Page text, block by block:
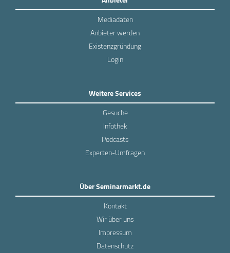
Mediadaten
Anbieter werden
Existenzgründung
Login
Weitere Services
Gesuche
Infothek
Podcasts
Experten-Umfragen
Über Seminarmarkt.de
Kontakt
Wir über uns
Impressum
Datenschutz